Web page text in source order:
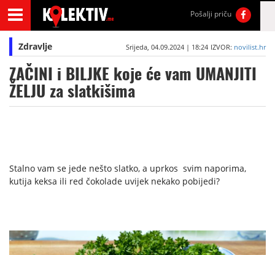
Pošalji priču
Zdravlje Srijeda, 04.09.2024 | 18:24 IZVOR: novilist.hr
ZAČINI i BILJKE koje će vam UMANJITI
ŽELJU za slatkišima
Stalno vam se jede nešto slatko, a uprkos svim naporima,
kutija keksa ili red čokolade uvijek nekako pobijedi?